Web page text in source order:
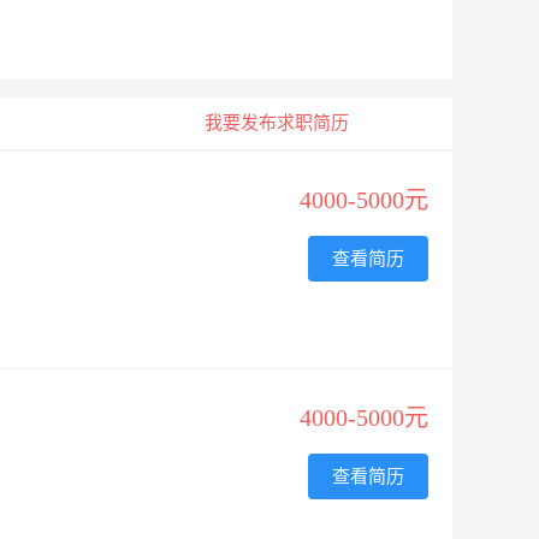
我要发布求职简历
4000-5000元
查看简历
4000-5000元
查看简历